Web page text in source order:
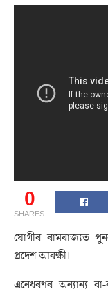
0
SHARES
যোগীৰ ৰামৰাজ্যত
প্ৰদেশ আৰক্ষী।
এনেধৰণৰ অন্যান্য